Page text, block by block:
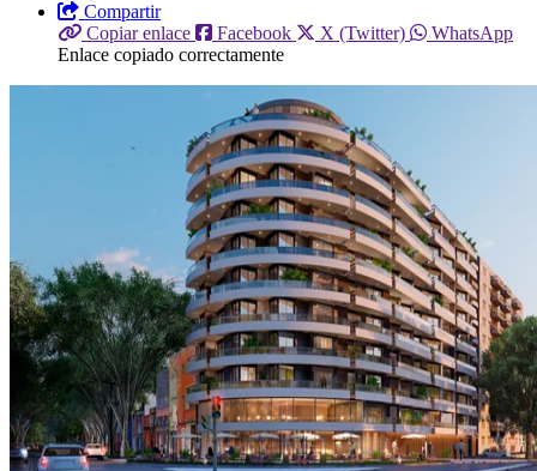
Compartir
Copiar enlace
Facebook X (Twitter)
WhatsApp
Enlace copiado correctamente